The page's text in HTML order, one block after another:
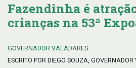
Fazendinha é
crianças na 53ª
GOVERNADOR VALADARES
ESCRITO POR DIEGO SOUZA,